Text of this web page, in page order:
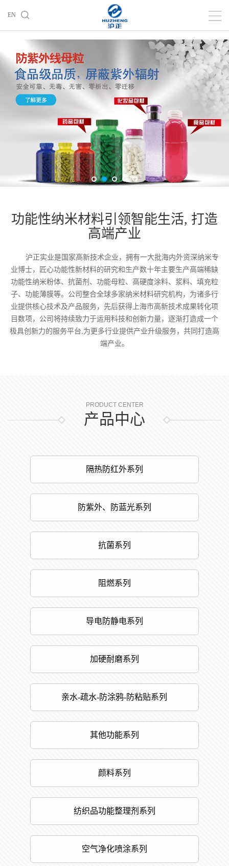
EN
功能性纳米材料引领智能生活, 打造
高端产业
沪正实业是国家高新技术企业，拥有一大批海内外资深纳米专
业博士，匠心功能性新材料的研究和生产数十年主要生产高端稀缺
功能性纳米粉体、抗菌剂、功能母粒、高硬度涂料、浆料、填充粒
子、功能薄膜等。公司整合全球多家纳米材料研究机构，为诸多行
业提供核心技术及产品服务，先后获得上海市高新技术成果转化项
目数项，公司将持续致力于运用科技和创新力量，逐渐打造成一个
极具创新力的服务平台,为更多行业提供产业升级服务，共同打造高
端产业。
PRODUCT CENTER
产品中心
隔热防红外系列
防紫外、防蓝光系列
抗菌系列
阻燃系列
导电防静电系列
加硬耐磨系列
亲水-疏水-防涂鸦-防粘贴系列
其他功能系列
颜料系列
纺织品功能整理剂系列
空气净化喷涂系列